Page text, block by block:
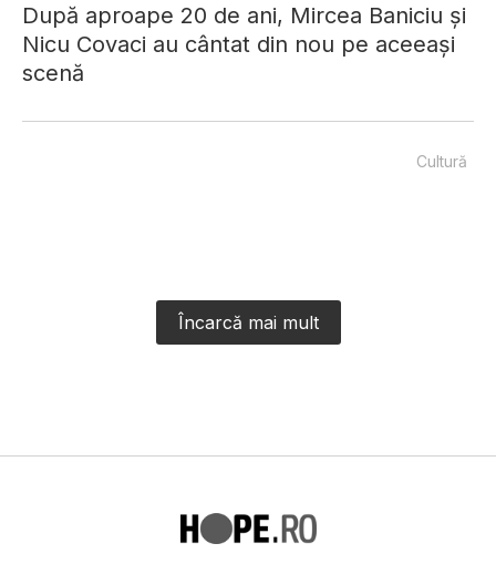
După aproape 20 de ani, Mircea Baniciu și
Nicu Covaci au cântat din nou pe aceeași
scenă
Cultură
Încarcă mai mult